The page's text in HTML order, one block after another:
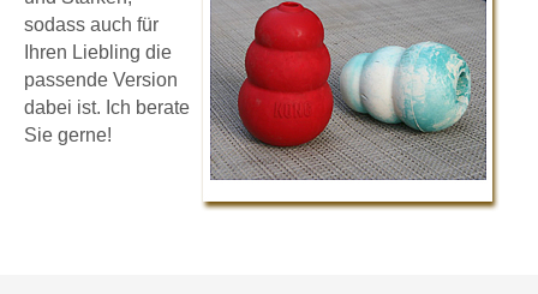
sodass auch für
Ihren Liebling die
passende Version
dabei ist. Ich berate
Sie gerne!